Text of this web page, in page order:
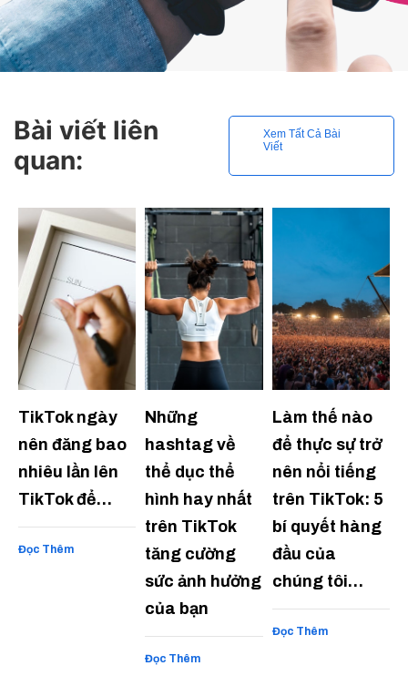
Bài viết liên
quan:
Xem Tất Cả Bài
Viết
TikTok ngày
nên đăng bao
nhiêu lần lên
TikTok để…
Đọc Thêm
Những
hashtag về
thể dục thể
hình hay nhất
trên TikTok
tăng cường
sức ảnh hưởng
của bạn
Đọc Thêm
Làm thế nào
để thực sự trở
nên nổi tiếng
trên TikTok: 5
bí quyết hàng
đầu của
chúng tôi…
Đọc Thêm